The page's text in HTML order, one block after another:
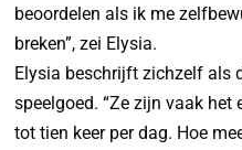
beoordelen als ik me
breken”, zei Elysia.
Elysia beschrijft zichzelf als
speelgoed. “Ze zijn vaak het
tot tien keer per dag. Hoe